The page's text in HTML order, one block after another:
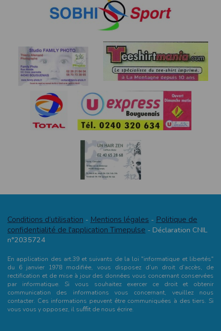
Conditions d’utilisation - Mentions légales - Politique de
confidentialité de l'application Timepulse - Déclaration CNIL
n°2035724
En application des art.39 et suivants de la loi "informatique et libertés"
du 6 janvier 1978 modifiée, vous disposez d’un droit d’accès, de
rectification et de mise à jour des données vous concernant conservées
par informatique. Si vous souhaitez exercer ce droit et obtenir
communication des informations vous concernant, veuillez nous
contacter. Ces informations peuvent être communiquées à des tiers. Si
vous vous y opposez, il suﬃt de nous écrire.